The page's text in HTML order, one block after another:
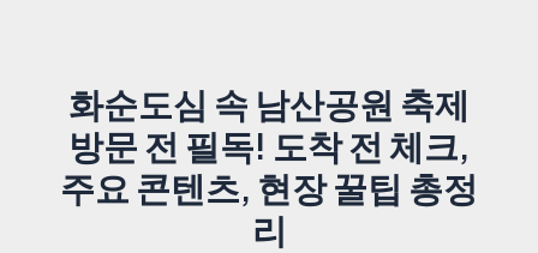
화순도심 속 남산공원 축제
방문 전 필독! 도착 전 체크,
주요 콘텐츠, 현장 꿀팁 총정
리